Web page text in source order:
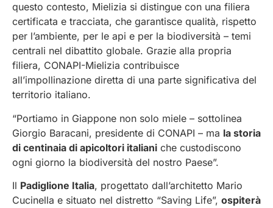
questo contesto, Mielizia si distingue con una filiera
certificata e tracciata, che garantisce qualità, rispetto
per l’ambiente, per le api e per la biodiversità – temi
centrali nel dibattito globale. Grazie alla propria
filiera, CONAPI-Mielizia contribuisce
all’impollinazione diretta di una parte significativa del
territorio italiano.
“Portiamo in Giappone non solo miele – sottolinea
Giorgio Baracani, presidente di CONAPI – ma la storia
di centinaia di apicoltori italiani che custodiscono
ogni giorno la biodiversità del nostro Paese”.
Il Padiglione Italia, progettato dall’architetto Mario
Cucinella e situato nel distretto “Saving Life”, ospiterà